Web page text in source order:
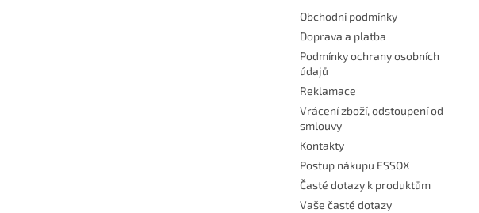
Obchodní podmínky
Doprava a platba
Podmínky ochrany osobních
údajů
Reklamace
Vrácení zboží, odstoupení od
smlouvy
Kontakty
Postup nákupu ESSOX
Časté dotazy k produktům
Vaše časté dotazy